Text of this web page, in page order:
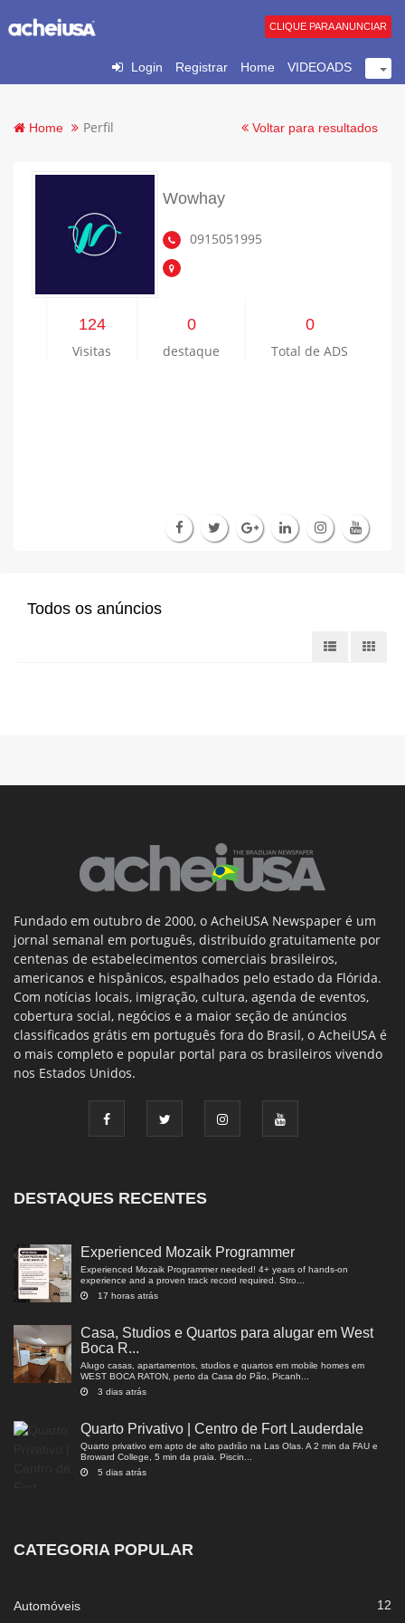
Login Registrar Home VIDEOADS
CLIQUE PARA ANUNCIAR
Home Perfil Voltar para resultados
Wowhay
0915051995
124
Visitas
0
destaque
0
Total de ADS
Todos os anúncios
Fundado em outubro de 2000, o AcheiUSA Newspaper é um
jornal semanal em português, distribuído gratuitamente por
centenas de estabelecimentos comerciais brasileiros,
americanos e hispânicos, espalhados pelo estado da Flórida.
Com notícias locais, imigração, cultura, agenda de eventos,
cobertura social, negócios e a maior seção de anúncios
classificados grátis em português fora do Brasil, o AcheiUSA é
o mais completo e popular portal para os brasileiros vivendo
nos Estados Unidos.
DESTAQUES RECENTES
Experienced Mozaik Programmer
Experienced Mozaik Programmer needed! 4+ years of hands-on
experience and a proven track record required. Stro...
17 horas atrás
Casa, Studios e Quartos para alugar em West
Boca R...
Alugo casas, apartamentos, studios e quartos em mobile homes em
WEST BOCA RATON, perto da Casa do Pão, Picanh...
3 dias atrás
Quarto Privativo | Centro de Fort Lauderdale
Quarto privativo em apto de alto padrão na Las Olas. A 2 min da FAU e
Broward College, 5 min da praia. Piscin...
5 dias atrás
CATEGORIA POPULAR
Automóveis 12